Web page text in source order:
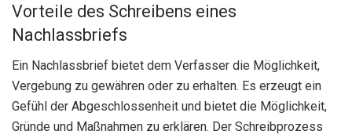
Vorteile des Schreibens eines
Nachlassbriefs
Ein Nachlassbrief bietet dem Verfasser die Möglichkeit,
Vergebung zu gewähren oder zu erhalten. Es erzeugt ein
Gefühl der Abgeschlossenheit und bietet die Möglichkeit,
Gründe und Maßnahmen zu erklären. Der Schreibprozess